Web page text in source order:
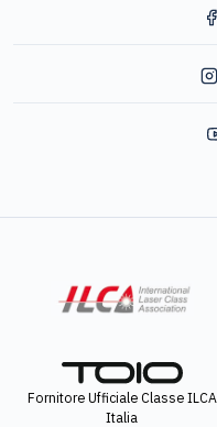
Fornitore Ufficiale Classe ILCA
Italia